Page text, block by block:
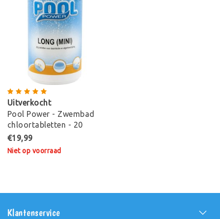
Uitverkocht
Pool Power - Zwembad
chloortabletten - 20
grams
€19,99
Niet op voorraad
Klantenservice